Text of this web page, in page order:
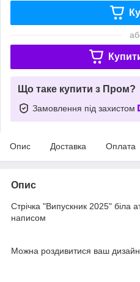
Що таке купити з Пром?
Замовлення під захистом
Опис Доставка Оплата
Опис
Стрічка "Випускник 2025" біла
написом
Можна роздивитися ваш